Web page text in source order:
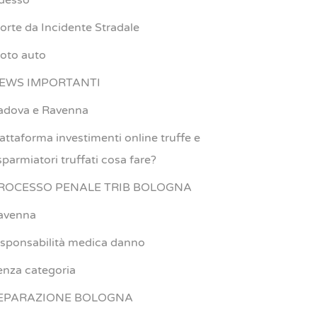
da Incidente Stradale
auto
IMPORTANTI
e Ravenna
investimenti online truffe e
truffati cosa fare?
PENALE TRIB BOLOGNA
medica danno
categoria
BOLOGNA